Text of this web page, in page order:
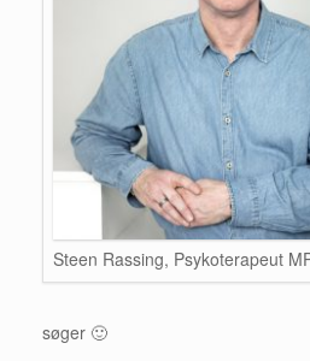
Steen Rassing, Psykoterapeut
søger 🙂